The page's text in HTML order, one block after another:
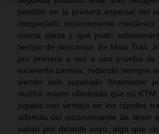
perdido en la primera especial del
inesperado inconveniente
cuarta plaza y que pudo
tiempo de descanso. En Maxi Trail,
por primera a vez a una prueba de
excelente carrera, rodando siempre
siendo solo superado finalmente
mucha mayor cilindrada que su
jugaba con ventaja en los rápidos
además del inconveniente de tener
salían por delante suyo, algo que